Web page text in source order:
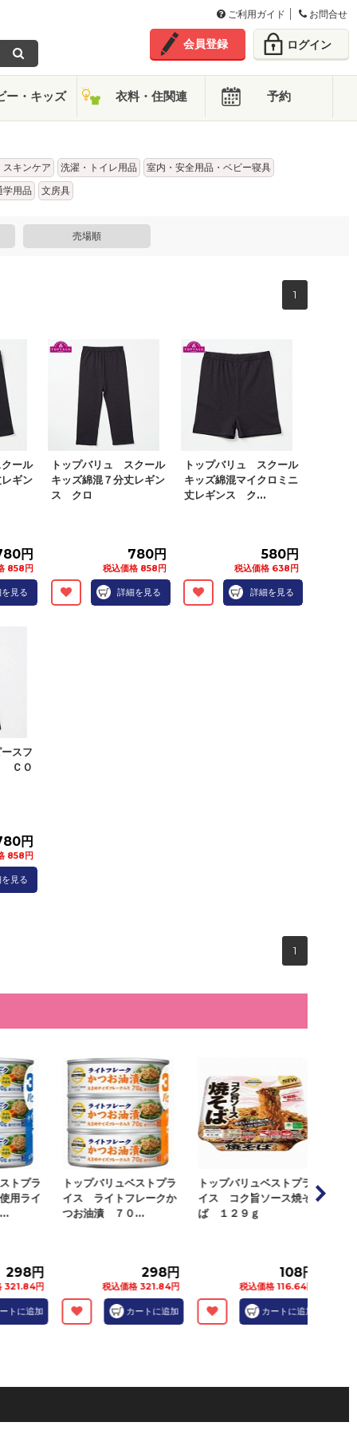
ご利用ガイド お問合せ
会員登録 ログイン
ー・キッズ 衣料・住関連 予約
スキンケア 洗濯・トイレ用品
室内・安全用品・ベビー寝具
学用品 文房具
売場順
1
ール
ギン
円
858円
見る
トップバリュ スクール
キッズ綿混７分丈レギン
ス クロ
780円
税込価格 858円
詳細を見る
トップバリュ スクール
キッズ綿混マイクロミニ
丈レギンス ク...
580円
税込価格 638円
詳細を見る
スフ
ＣＯ
円
858円
見る
1
トプラ
用ライ
298円
321.84円
トに追加
トップバリュベストプラ
イス ライトフレークか
つお油漬 ７０...
298円
税込価格 321.84円
カートに追加
トップバリュベストプラ
イス コク旨ソース焼そ
ば １２９ｇ
108円
税込価格 116.64円
カートに追加